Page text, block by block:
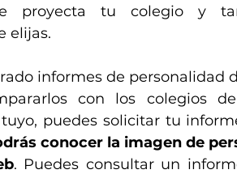
proyecta tu colegio y
elijas.
informes de personalidad
con los colegios
conocer la imagen de
. Puedes consultar un